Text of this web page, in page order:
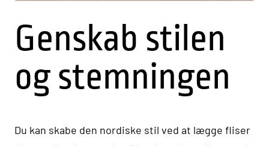
Genskab stilen
og stemningen
Du kan skabe den nordiske stil ved at lægge fliser